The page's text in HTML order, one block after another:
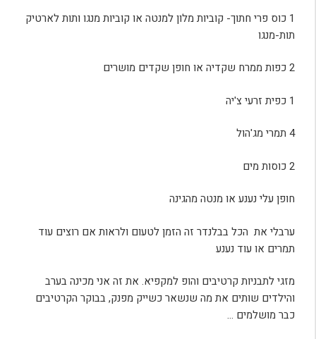
1 כוס פרי חתוך- קוביות מלון למנטה או קוביות מנגו ותות לארטיק
תות-מנגו
2 כפות ממרח שקדיה או חופן שקדים מושרים
1 כפית זרעי צ'יה
4 תמרי מג'הול
2 כוסות מים
חופן עלי נענע או מנטה מהגינה
ערבלי את הכל בבלנדר זה הזמן לטעום ולראות אם רוצים עוד
תמרים או עוד נענע
מזגי לתבניות קרטיבים והופ למקפיא. את זה אני מכינה בערב
והילדים שותים את מה שנשאר כשייק מפנק, בבוקר הקרטיבים
כבר מושלמים …